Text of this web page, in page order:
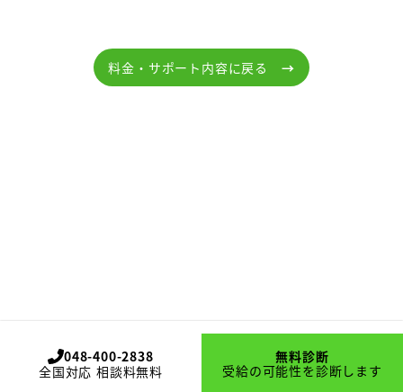
料金・サポート内容に戻る →
048-400-2838
全国対応 相談料無料
無料診断
受給の可能性を診断します